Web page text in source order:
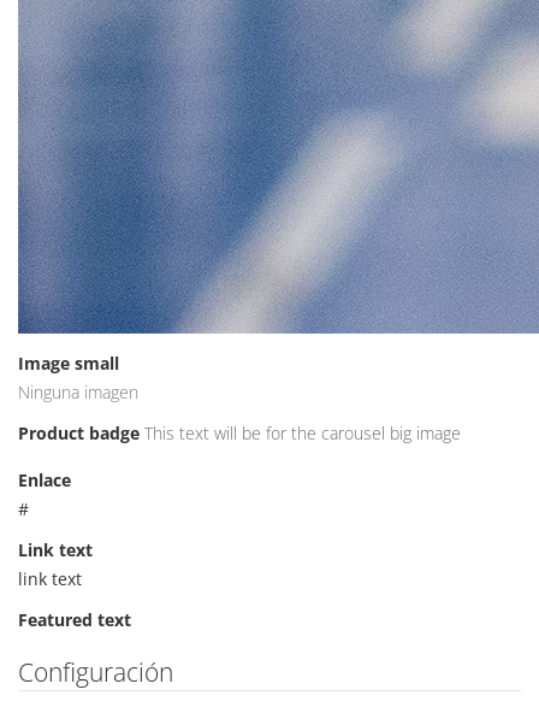
Image small
Ninguna imagen
Product badge This text will be for the carousel big image
Enlace
#
Link text
link text
Featured text
Configuración